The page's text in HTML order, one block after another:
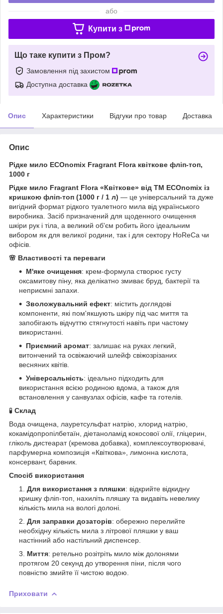
або
Купити з
Що таке купити з Пром?
Замовлення під захистом
Доступна доставка
Опис Характеристики Відгуки про товар Доставка
Опис
Рідке мило ECOnomix Fragrant Flora квіткове фліп-топ,
1000 г
Рідке мило Fragrant Flora «Квіткове» від ТМ ECOnomix із
кришкою фліп-топ (1000 г / 1 л) — це універсальний та дуже
вигідний формат рідкого туалетного мила від українського
виробника. Засіб призначений для щоденного очищення
шкіри рук і тіла, а великий об'єм робить його ідеальним
вибором як для великої родини, так і для сектору HoReCa чи
офісів.
🌸 Властивості та переваги
М'яке очищення: крем-формула створює густу
оксамитову піну, яка делікатно змиває бруд, бактерії та
неприємні запахи.
Зволожувальний ефект: містить доглядові
компоненти, які пом'якшують шкіру під час миття та
запобігають відчуттю стягнутості навіть при частому
використанні.
Приємний аромат: залишає на руках легкий,
витончений та освіжаючий шлейф свіжозрізаних
весняних квітів.
Універсальність: ідеально підходить для
використання всією родиною вдома, а також для
встановлення у санвузлах офісів, кафе та готелів.
🧪 Склад
Вода очищена, лауретсульфат натрію, хлорид натрію,
кокамідопропілбетаїн, діетаноламід кокосової олії, гліцерин,
гліколь дистеарат (кремова добавка), комплексоутворювачі,
парфумерна композиція «Квіткова», лимонна кислота,
консервант, барвник.
Спосіб використання
Для використання з пляшки: відкрийте відкидну
кришку фліп-топ, нахиліть пляшку та видавіть невелику
кількість мила на вологі долоні.
Для заправки дозаторів: обережно перелийте
необхідну кількість мила з літрової пляшки у ваш
настінний або настільний диспенсер.
Миття: ретельно розітріть мило між долонями
протягом 20 секунд до утворення піни, після чого
повністю змийте її чистою водою.
Приховати